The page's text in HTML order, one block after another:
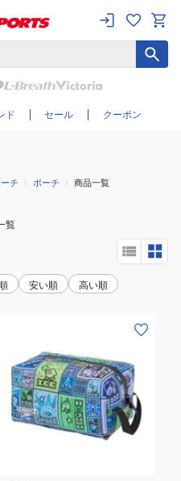
ド セール クーポン
絞り込む
チ ポーチ 商品一覧
覧
安い順 高い順